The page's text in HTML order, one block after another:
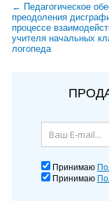
← Педагогическое
преодоления
процессе
учителя начальных
логопеда
Принимаю
Принимаю